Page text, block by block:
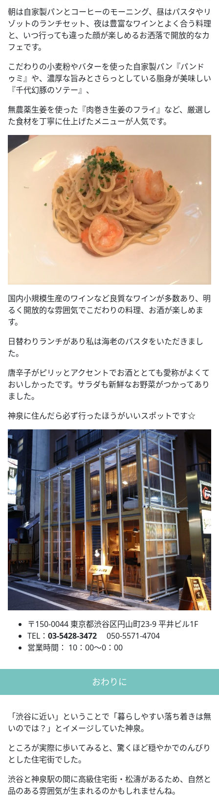
朝は自家製パンとコーヒーのモーニング、昼はパスタやリ
ゾットのランチセット、夜は豊富なワインとよく合う料理
と、いつ行っても違った顔が楽しめるお洒落で開放的なカ
フェです。
こだわりの小麦粉やバターを使った自家製パン『パンド
ゥミ』や、濃厚な旨みとさらっとしている脂身が美味しい
『千代幻豚のソテー』、
無農薬生姜を使った『肉巻き生姜のフライ』など、厳選し
た食材を丁寧に仕上げたメニューが人気です。
国内小規模生産のワインなど良質なワインが多数あり、明
るく開放的な雰囲気でこだわりの料理、お酒が楽しめま
す。
日替わりランチがあり私は海老のパスタをいただきまし
た。
唐辛子がピリッとアクセントでお酒ととても愛称がよくて
おいしかったです。サラダも新鮮なお野菜がつかってあり
ました。
神泉に住んだら必ず行ったほうがいいスポットです☆
〒150-0044 東京都渋谷区円山町23-9平井ビル1F
TEL ： 03-5428-3472
050-5571-4704
営業時間： 10：00～0：00
おわりに
「渋谷に近い」ということで「暮らしやすい落ち着きは無
いのでは？」とイメージしていた神泉。
ところが実際に歩いてみると、驚くほど穏やかでのんびり
とした住宅街でした。
渋谷と神泉駅の間に高級住宅街・松濤があるため、自然と
品のある雰囲気が生まれるのかもしれませんね。